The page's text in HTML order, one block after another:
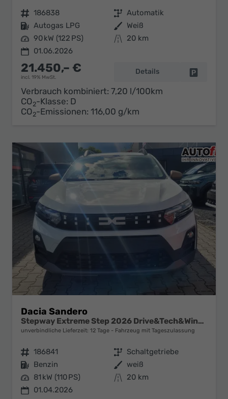
Fahrzeugnr. 186838 Getriebe Automatik
Kraftstoff Autogas LPG Außenfarbe Weiß
Leistung 90 kW (122 PS) Kilometerstand
20 km
01.06.2026
21.450,– €
incl. 19% MwSt.
Details
Verbrauch kombiniert: 7,20 l/100km
CO2-Klasse: D
CO2-Emissionen: 116,00 g/km
Dacia Sandero
Stepway Extreme Step 2026 Drive&Tech&Winter-Pack
unverbindliche Lieferzeit: 12 Tage Fahrzeug mit Tageszulassung
Fahrzeugnr. 186841 Getriebe Schaltgetriebe
Kraftstoff Benzin Außenfarbe weiß
Leistung 81 kW (110 PS) Kilometerstand
20 km
01.04.2026